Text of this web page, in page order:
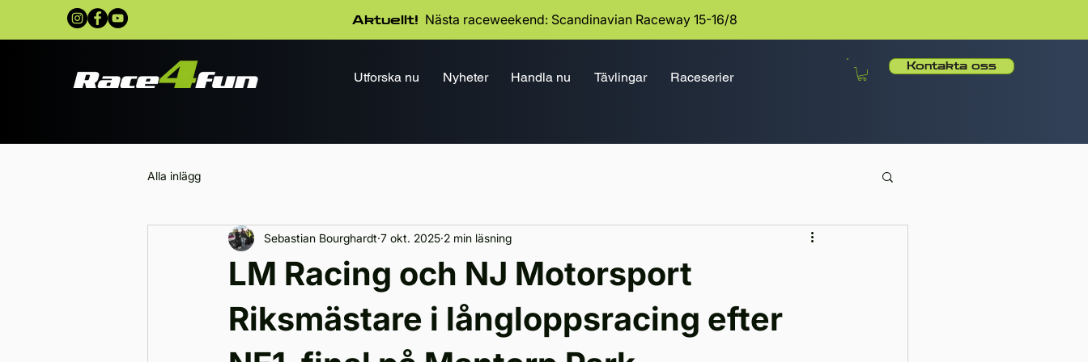
Aktuellt! Nästa raceweekend: Scandinavian Raceway 15-16/8
Utforska nu Nyheter Handla nu Tävlingar Raceserier
Kontakta oss
Alla inlägg
LM Racing och NJ Motorsport
Riksmästare i långloppsracing efter
Sebastian Bourghardt 7 okt. 2025 2 min läsning